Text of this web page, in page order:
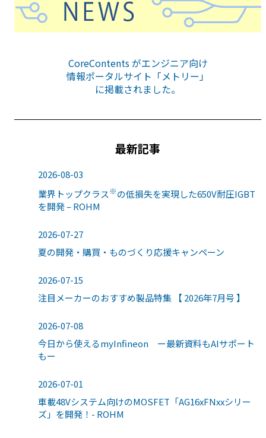
CoreContents がエンジニア向け
情報ポータルサイト「メトリー」
に掲載されました。
最新記事
2026-08-03
業界トップクラス※の低損失を実現した650V耐圧IGBT
を開発 – ROHM
2026-07-27
夏の開発・購買・ものづくり応援キャンペーン
2026-07-15
注目メーカーのおすすめ製品特集 【 2026年7月号 】
2026-07-08
今日から使えるmyInfineon ー最新資料もAIサポート
もー
2026-07-01
車載48Vシステム向けのMOSFET「AG16xFNxxシリー
ズ」を開発！- ROHM